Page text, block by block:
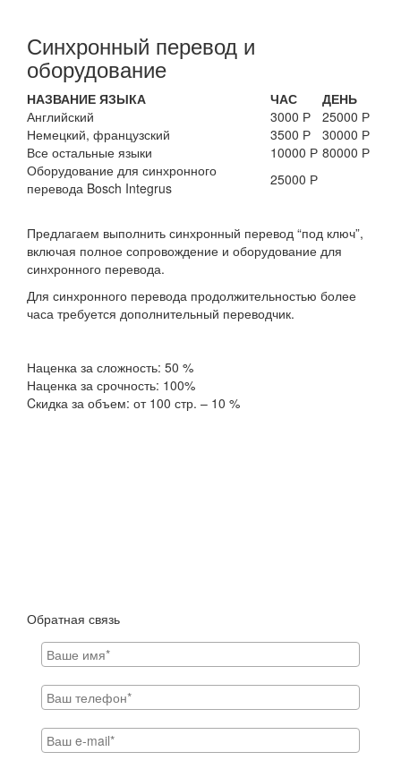
Синхронный перевод и
оборудование
НАЗВАНИЕ ЯЗЫКА ЧАС
ДЕНЬ
Английский
3000 Р
25000 Р
Немецкий, французский
3500 Р
30000 Р
Все остальные языки
10000 Р 80000 Р
Оборудование для синхронного
перевода Bosch Integrus
25000 Р
Предлагаем выполнить синхронный перевод “под ключ”,
включая полное сопровождение и оборудование для
синхронного перевода.
Для синхронного перевода продолжительностью более
часа требуется дополнительный переводчик.
Наценка за сложность: 50 %
Наценка за срочность: 100%
Cкидка за объем: от 100 стр. – 10 %
Обратная связь